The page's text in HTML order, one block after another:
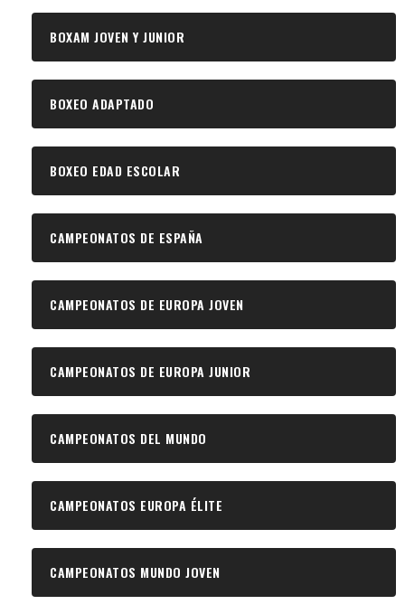
BOXAM JOVEN Y JUNIOR
BOXEO ADAPTADO
BOXEO EDAD ESCOLAR
CAMPEONATOS DE ESPAÑA
CAMPEONATOS DE EUROPA JOVEN
CAMPEONATOS DE EUROPA JUNIOR
CAMPEONATOS DEL MUNDO
CAMPEONATOS EUROPA ÉLITE
CAMPEONATOS MUNDO JOVEN